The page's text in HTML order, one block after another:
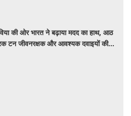
की ओर भारत ने बढ़ाया मदद का हाथ, आठ
टन जीवनरक्षक और आवश्यक दवाइयों की